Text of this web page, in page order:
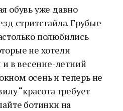
обувь уже давно
стритстайла. Грубые
полюбились
не хотели
и в весенне-летний
осень и теперь не
“красота требует
ботинки на